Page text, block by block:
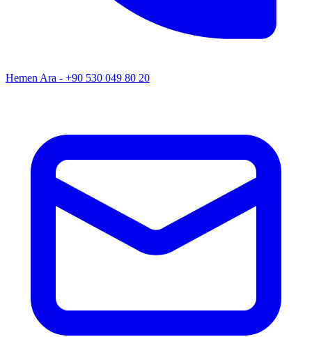
Hemen Ara - +90 530 049 80 20